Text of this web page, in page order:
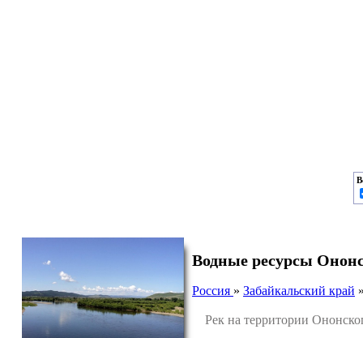
Водные ресурсы
Россия » Забайкальский край
Рек на территории